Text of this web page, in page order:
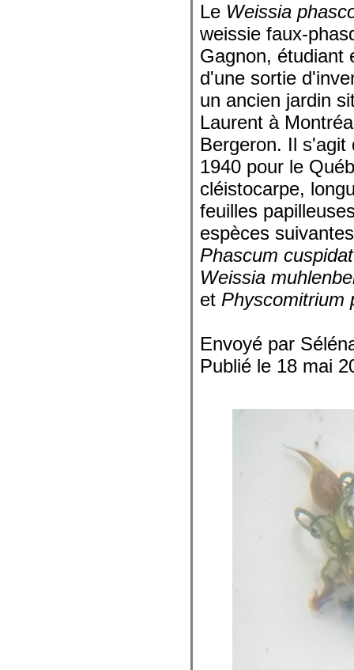
Le Weissia
weissie faux-
Gagnon, étudiant
d'une sortie
un ancien jardin
Laurent à
Bergeron. Il s'agit
1940 pour le
cléistocarpe,
feuilles
espèces
Phascum
Weissia
et Physcomitrium
Envoyé par
Publié le 18 mai